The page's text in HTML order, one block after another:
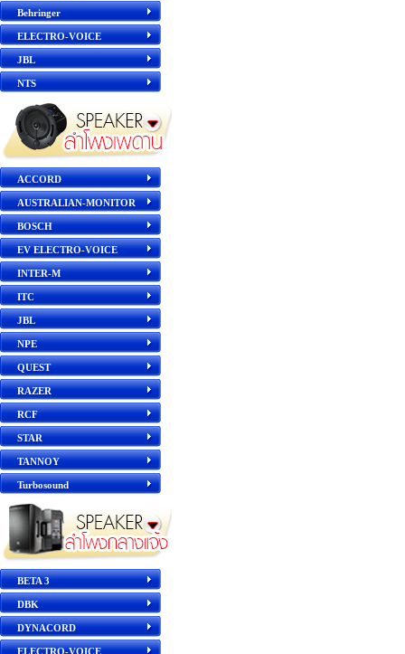
Behringer
ELECTRO-VOICE
JBL
NTS
ACCORD
AUSTRALIAN-MONITOR
BOSCH
EV ELECTRO-VOICE
INTER-M
ITC
JBL
NPE
QUEST
RAZER
RCF
STAR
TANNOY
Turbosound
BETA 3
DBK
DYNACORD
ELECTRO-VOICE